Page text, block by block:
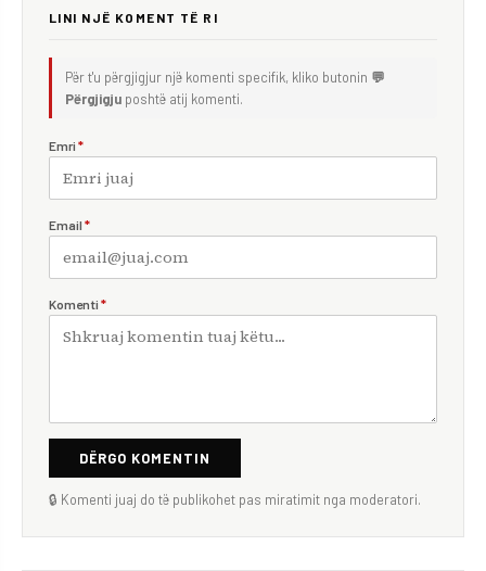
LINI NJË KOMENT TË RI
Për t'u përgjigjur një komenti specifik, kliko butonin 💬
Përgjigju poshtë atij komenti.
Emri *
Email *
Komenti *
DËRGO KOMENTIN
🔒 Komenti juaj do të publikohet pas miratimit nga moderatori.